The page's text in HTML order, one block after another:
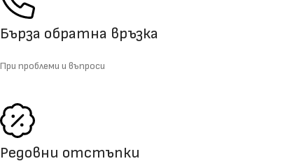
Бърза обратна връзка
При проблеми и въпроси
Редовни отстъпки